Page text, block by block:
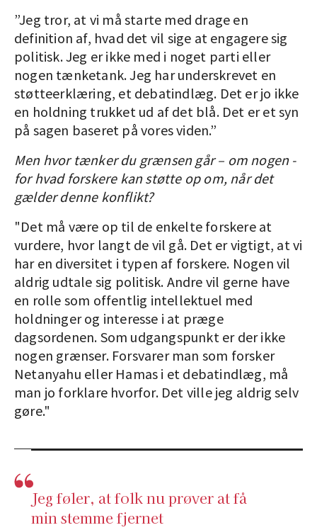
”Jeg tror, at vi må starte med drage en
definition af, hvad det vil sige at engagere sig
politisk. Jeg er ikke med i noget parti eller
nogen tænketank. Jeg har underskrevet en
støtteerklæring, et debatindlæg. Det er jo ikke
en holdning trukket ud af det blå. Det er et syn
på sagen baseret på vores viden.”
Men hvor tænker du grænsen går – om nogen -
for hvad forskere kan støtte op om, når det
gælder denne konflikt?
"Det må være op til de enkelte forskere at
vurdere, hvor langt de vil gå. Det er vigtigt, at vi
har en diversitet i typen af forskere. Nogen vil
aldrig udtale sig politisk. Andre vil gerne have
en rolle som offentlig intellektuel med
holdninger og interesse i at præge
dagsordenen. Som udgangspunkt er der ikke
nogen grænser. Forsvarer man som forsker
Netanyahu eller Hamas i et debatindlæg, må
man jo forklare hvorfor. Det ville jeg aldrig selv
gøre."
Jeg føler, at folk nu prøver at få
min stemme fjernet